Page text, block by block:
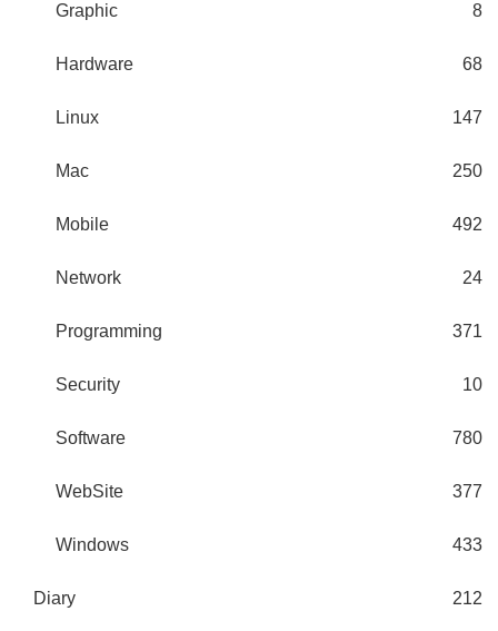
Graphic 8
Hardware 68
Linux 147
Mac 250
Mobile 492
Network 24
Programming 371
Security 10
Software 780
WebSite 377
Windows 433
Diary 212